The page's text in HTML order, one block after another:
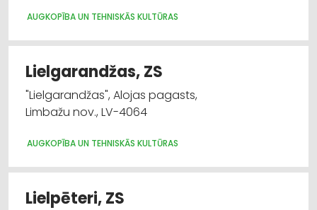
AUGKOPĪBA UN TEHNISKĀS KULTŪRAS
Lielgarandžas, ZS
"Lielgarandžas", Alojas pagasts,
Limbažu nov., LV-4064
AUGKOPĪBA UN TEHNISKĀS KULTŪRAS
Lielpēteri, ZS